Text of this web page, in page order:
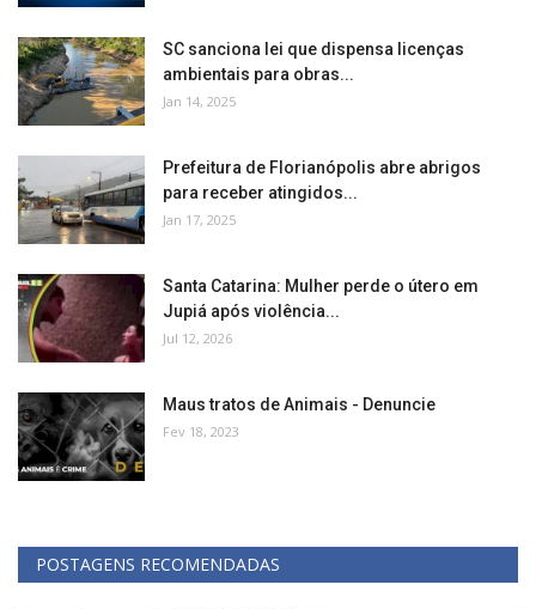
SC sanciona lei que dispensa licenças
ambientais para obras...
Jan 14, 2025
Prefeitura de Florianópolis abre abrigos
para receber atingidos...
Jan 17, 2025
Santa Catarina: Mulher perde o útero em
Jupiá após violência...
Jul 12, 2026
Maus tratos de Animais - Denuncie
Fev 18, 2023
POSTAGENS RECOMENDADAS